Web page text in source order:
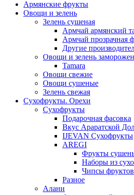
Армянские фрукты
Овощи и зелень
Зелень сушеная
Армчай армянский
Армчай прозрачная
Другие
Овощи и зелень
Tamara
Овощи свежие
Овощи сушеные
Зелень свежая
Сухофрукты. Орехи
Сухофрукты
Подарочная фасовка
Вкус Араратской
IJEVAN Сухофрукты
AREGI
Фрукты
Наборы из
Чипсы
Разное
Алани